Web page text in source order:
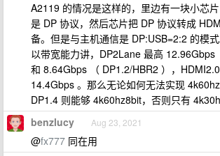
A2119 的情况是这样的，里边有一块小芯片
是 DP 协议，然后芯片把 DP 协议转成
备。但是与主机通信是 DP:USB=2:2 的模式
以带宽能力讲，DP2Lane 最高 12.96Gbps
和 8.64Gbps （ DP1.2/HBR2 ），
14.4Gbps 。那么无论如何无法实现
DP1.4 则能够 4k60hz8bit，否则只有
benzlucy Aug 23, 2021
@fx777 同在用